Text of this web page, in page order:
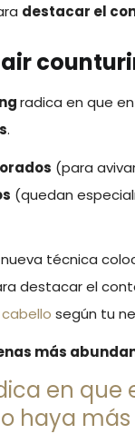
destacar el
radica en que
.
(para
(quedan
técnica
destacar el
según tu
más
en que
haya